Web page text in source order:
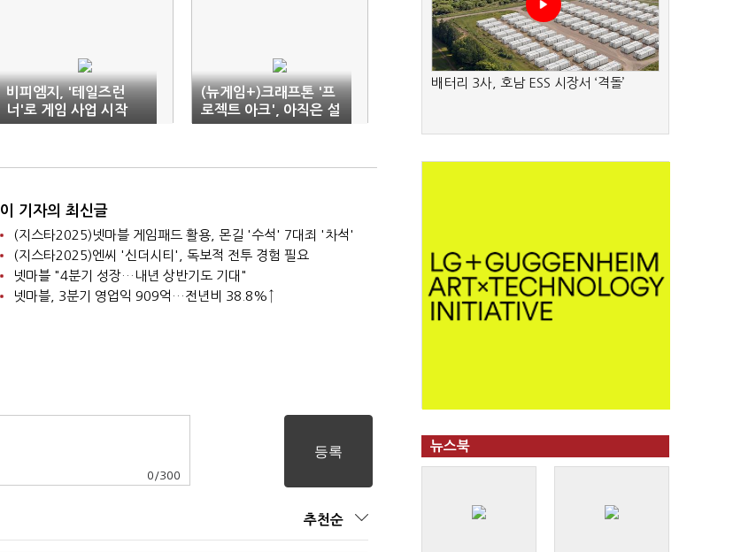
비피엠지, '테일즈런
너'로 게임 사업 시작
(뉴게임+)크래프톤 '프
로젝트 아크', 아직은 설
익은 슈터
이 기자의 최신글
(지스타2025)넷마블 게임패드 활용, 몬길 '수석' 7대죄 '차석'
(지스타2025)엔씨 '신더시티', 독보적 전투 경험 필요
넷마블 "4분기 성장…내년 상반기도 기대"
넷마블, 3분기 영업익 909억…전년비 38.8%↑
0 /300
추천순
배터리 3사, 호남 ESS 시장서 ‘격돌’
뉴스북